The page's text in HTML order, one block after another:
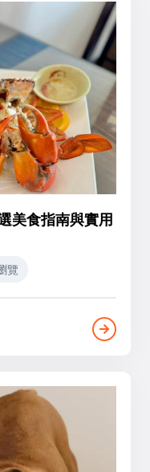
美食指南與實用
覽